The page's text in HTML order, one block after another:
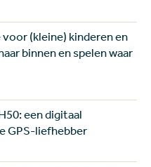
(kleine) kinderen en
binnen en spelen waar
een digitaal
GPS-liefhebber